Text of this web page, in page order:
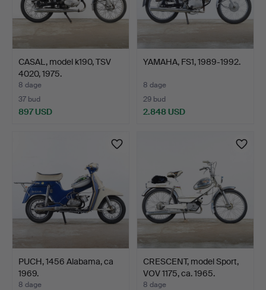
CASAL, model k190, TSV
4020, 1975.
8 dage
37 bud
897 USD
YAMAHA, FS1, 1989-1992.
8 dage
29 bud
2.848 USD
PUCH, 1456 Alabama, ca
1969.
8 dage
CRESCENT, model Sport,
VOV 1175, ca. 1965.
8 dage